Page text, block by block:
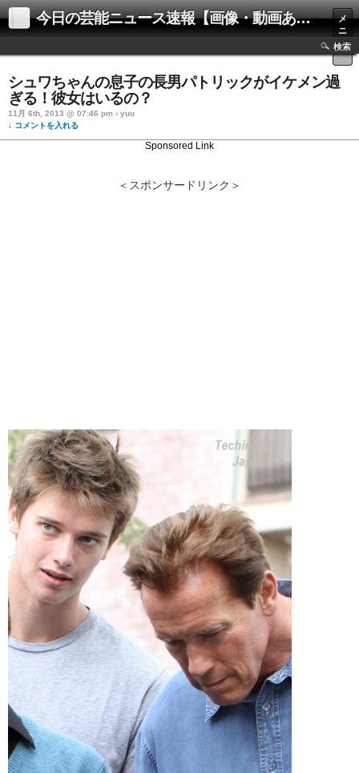
今日の芸能ニュース速報【画像・動画あり】
メ
ニ
ュ
ー
検索
シュワちゃんの息子の長男パトリックがイケメン過
ぎる！彼女はいるの？
11月 6th, 2013 @ 07:46 pm › yuu
↓ コメントを入れる
Sponsored Link
＜スポンサードリンク＞